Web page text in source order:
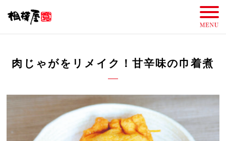
肉じゃがをリメイク！甘辛味の巾着煮